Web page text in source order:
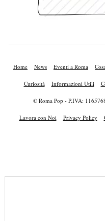
Home News Eventi a Roma
Curiosità Informazioni Utili
© Roma Pop - P.IVA:
Lavora con Noi Privacy Policy